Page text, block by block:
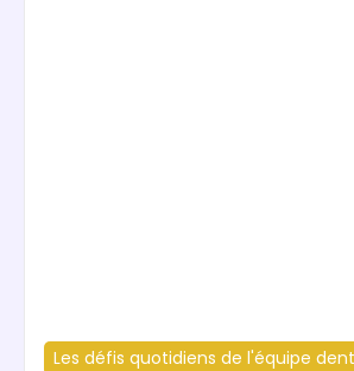
Les défis quotidiens de l'équipe